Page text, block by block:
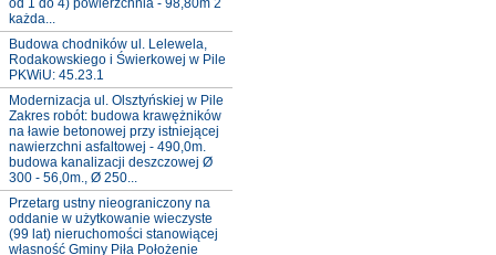
od 1 do 4) powierzchnia - 98,80m 2
każda...
Budowa chodników ul. Lelewela,
Rodakowskiego i Świerkowej w Pile
PKWiU: 45.23.1
Modernizacja ul. Olsztyńskiej w Pile
Zakres robót: budowa krawężników
na ławie betonowej przy istniejącej
nawierzchni asfaltowej - 490,0m.
budowa kanalizacji deszczowej Ø
300 - 56,0m., Ø 250...
Przetarg ustny nieograniczony na
oddanie w użytkowanie wieczyste
(99 lat) nieruchomości stanowiącej
własność Gminy Piła Położenie